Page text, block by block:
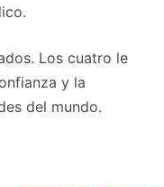
Los cuatro le
y la
del mundo.